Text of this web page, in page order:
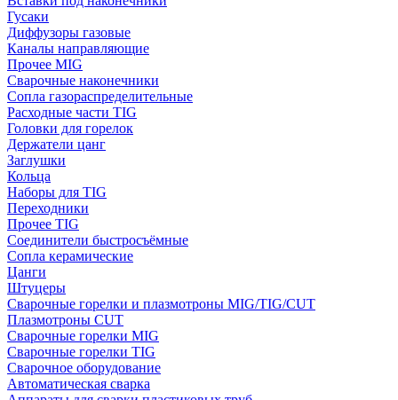
Гусаки
Диффузоры газовые
Каналы направляющие
Прочее MIG
Сварочные наконечники
Сопла газораспределительные
Расходные части TIG
Головки для горелок
Держатели цанг
Заглушки
Кольца
Наборы для TIG
Переходники
Прочее TIG
Соединители быстросъёмные
Сопла керамические
Цанги
Штуцеры
Сварочные горелки и плазмотроны MIG/TIG/CUT
Плазмотроны CUT
Сварочные горелки MIG
Сварочные горелки TIG
Сварочное оборудование
Автоматическая сварка